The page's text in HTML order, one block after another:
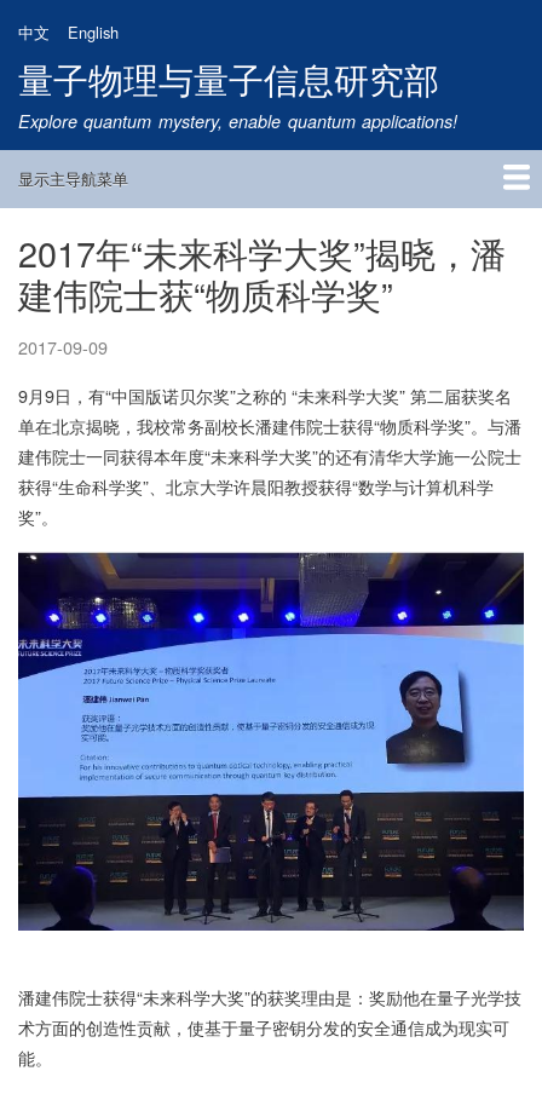
到
主
要
内
中文 English
量子物理与量子信息研究部
Explore quantum mystery, enable quantum applications!
Main
显示主导航菜单
首页
研究方向
量子卫星
团队成员
新闻动态
研究进展
学术报告
论文发表
公告通知
招生信息
相关链接
2017年“未来科学大奖”揭晓，潘
建伟院士获“物质科学奖”
2017-09-09
9月9日，有“中国版诺贝尔奖”之称的 “未来科学大奖” 第二届获奖名
单在北京揭晓，我校常务副校长潘建伟院士获得“物质科学奖”。与潘
建伟院士一同获得本年度“未来科学大奖”的还有清华大学施一公院士
获得“生命科学奖”、北京大学许晨阳教授获得“数学与计算机科学
奖”。
潘建伟院士获得“未来科学大奖”的获奖理由是：奖励他在量子光学技
术方面的创造性贡献，使基于量子密钥分发的安全通信成为现实可
能。